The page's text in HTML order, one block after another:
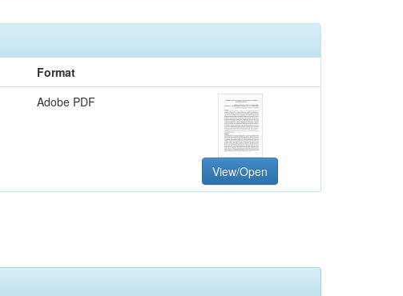
Format
Adobe PDF
View/Open